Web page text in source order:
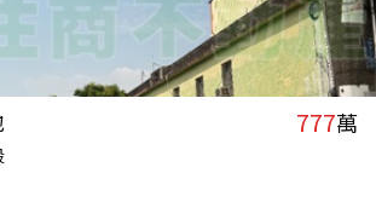
777萬